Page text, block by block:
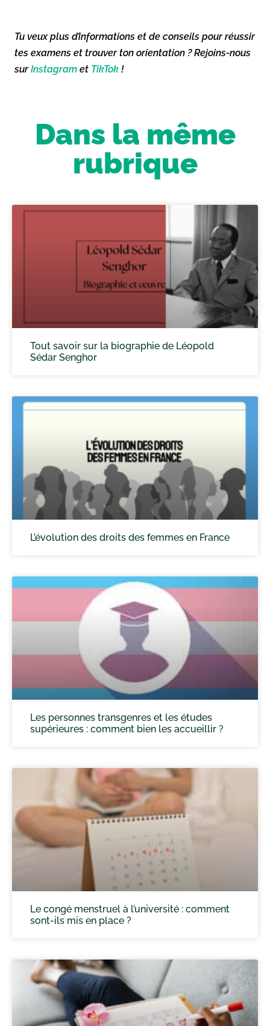
Tu veux plus d’informations et de conseils pour réussir
tes examens et trouver ton orientation ? Rejoins-nous
surInstagram et TikTok !
Dans la même
rubrique
Tout savoir sur la biographie de Léopold
Sédar Senghor
L’évolution des droits des femmes en France
Les personnes transgenres et les études
supérieures : comment bien les accueillir ?
Le congé menstruel à l’université : comment
sont-ils mis en place ?